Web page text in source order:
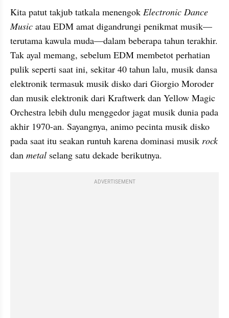
Kita patut takjub tatkala menengok Electronic Dance
Music atau EDM amat digandrungi penikmat musik—
terutama kawula muda—dalam beberapa tahun terakhir.
Tak ayal memang, sebelum EDM membetot perhatian
pulik seperti saat ini, sekitar 40 tahun lalu, musik dansa
elektronik termasuk musik disko dari Giorgio Moroder
dan musik elektronik dari Kraftwerk dan Yellow Magic
Orchestra lebih dulu menggedor jagat musik dunia pada
akhir 1970-an. Sayangnya, animo pecinta musik disko
pada saat itu seakan runtuh karena dominasi musik rock
dan metal selang satu dekade berikutnya.
ADVERTISEMENT